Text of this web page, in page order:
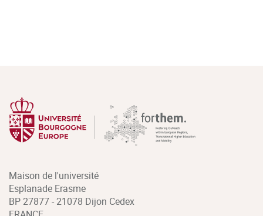
dans une situation professionnelle
Maison de l'université
Esplanade Erasme
BP 27877 - 21078 Dijon Cedex